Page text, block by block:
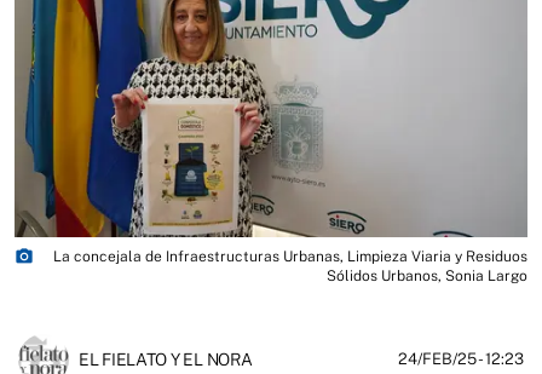
photo_camera
La concejala de Infraestructuras Urbanas, Limpieza Viaria y Residuos
Sólidos Urbanos, Sonia Largo
EL FIELATO Y EL NORA 24/FEB/25- 12:23